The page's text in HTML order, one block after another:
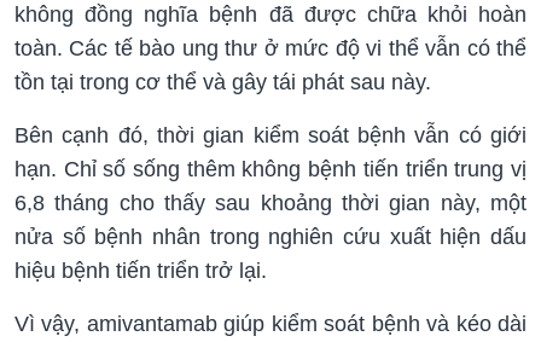
không đồng nghĩa bệnh đã được chữa khỏi hoàn
toàn. Các tế bào ung thư ở mức độ vi thể vẫn có thể
tồn tại trong cơ thể và gây tái phát sau này.
Bên cạnh đó, thời gian kiểm soát bệnh vẫn có giới
hạn. Chỉ số sống thêm không bệnh tiến triển trung vị
6,8 tháng cho thấy sau khoảng thời gian này, một
nửa số bệnh nhân trong nghiên cứu xuất hiện dấu
hiệu bệnh tiến triển trở lại.
Vì vậy, amivantamab giúp kiểm soát bệnh và kéo dài